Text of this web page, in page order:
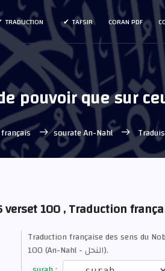
CORAN PDF
TAFSIR
TRADUCTION
pouvoir que sur
sourate An-Nahl
verset 100 , Traduction
Traduction française des sens du
100 (An-Nahl - النحل).